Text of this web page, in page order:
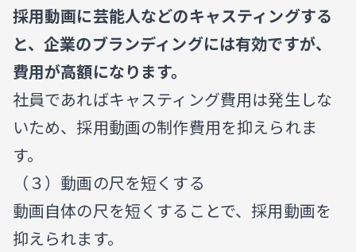
採用動画に芸能人などのキャスティングする
と、企業のブランディングには有効ですが、
費用が高額になります。
社員であればキャスティング費用は発生しな
いため、採用動画の制作費用を抑えられま
す。
（３）動画の尺を短くする
動画自体の尺を短くすることで、採用動画を
抑えられます。